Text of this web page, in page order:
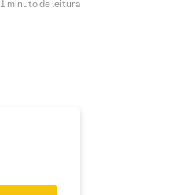
1 minuto de leitura